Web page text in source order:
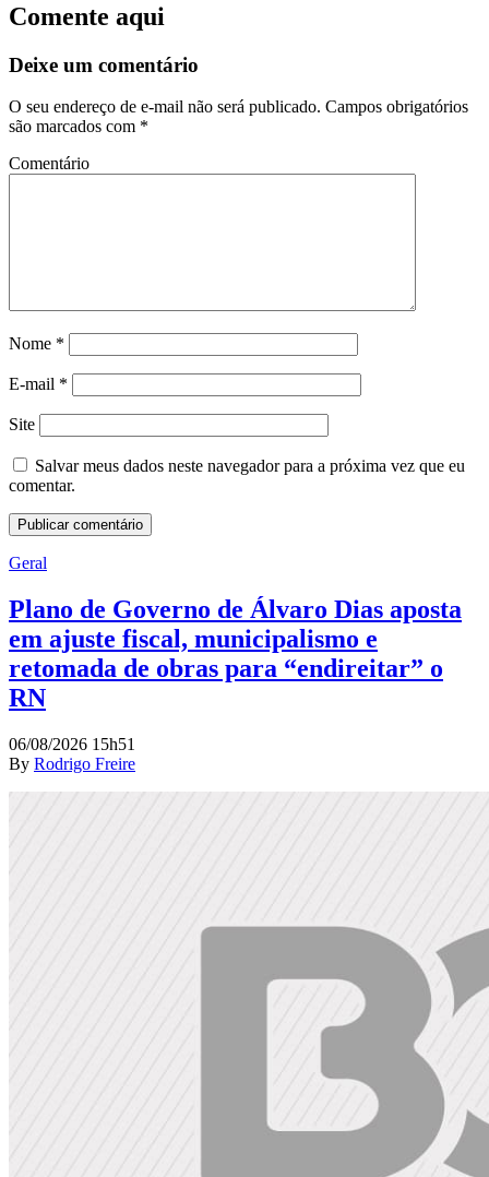
Comente aqui
Deixe um comentário
O seu endereço de e-mail não será publicado. Campos obrigatórios
são marcados com *
Comentário
Nome *
E-mail *
Site
Salvar meus dados neste navegador para a próxima vez que eu
comentar.
Geral
Plano de Governo de Álvaro Dias aposta
em ajuste fiscal, municipalismo e
retomada de obras para “endireitar” o
RN
06/08/2026 15h51
By Rodrigo Freire